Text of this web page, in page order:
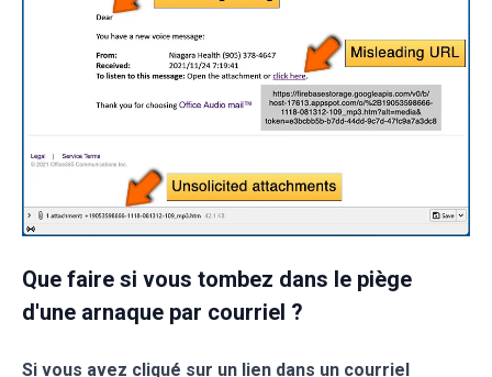
Que faire si vous tombez dans le piège
d'une arnaque par courriel ?
Si vous avez cliqué sur un lien dans un courriel